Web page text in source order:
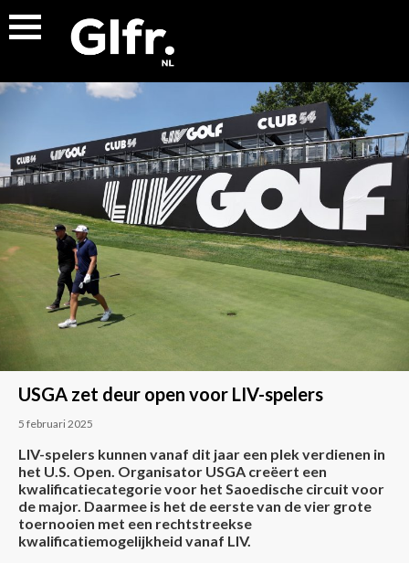
USGA zet deur open voor LIV-spelers
5 februari 2025
LIV-spelers kunnen vanaf dit jaar een plek verdienen in
het U.S. Open. Organisator USGA creëert een
kwalificatiecategorie voor het Saoedische circuit voor
de major. Daarmee is het de eerste van de vier grote
toernooien met een rechtstreekse
kwalificatiemogelijkheid vanaf LIV.